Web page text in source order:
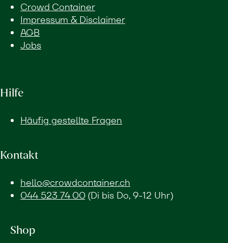
Crowd Container
Impressum & Disclaimer
AGB
Jobs
Hilfe
Häufig gestellte Fragen
Kontakt
hello@crowdcontainer.ch
044 523 74 00(Di bis Do, 9-12 Uhr)
Shop